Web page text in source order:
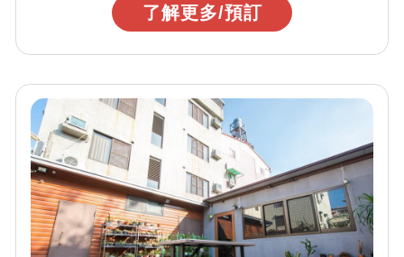
了解更多/預訂